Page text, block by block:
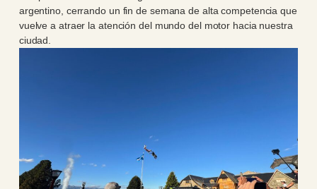
argentino, cerrando un fin de semana de alta competencia que
vuelve a atraer la atención del mundo del motor hacia nuestra
ciudad.